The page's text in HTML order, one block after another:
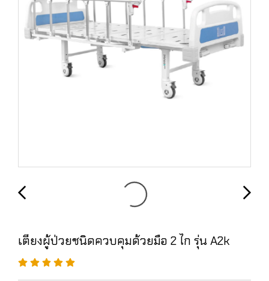
เตียงผู้ป่วยชนิดควบคุมด้วยมือ 2 ไก รุ่น A2k